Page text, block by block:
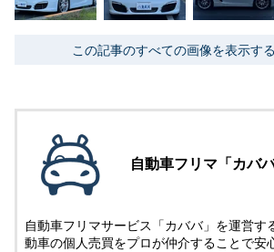
この記事のすべての画像を表示する
自動車フリマ「カババ
自動車フリマサービス「カババ」を運営す
動車の個人売買をプロが仲介することで安